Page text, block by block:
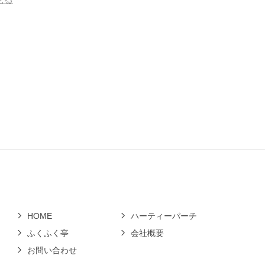
HOME
ハーティーパーチ
ふくふく亭
会社概要
お問い合わせ